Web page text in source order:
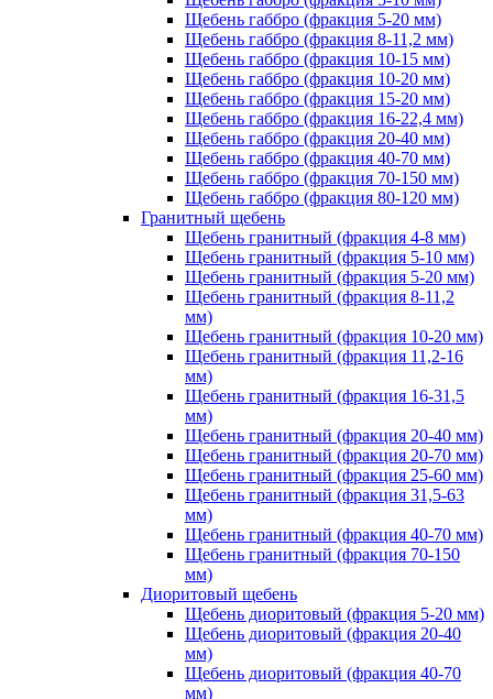
Щебень габбро (фракция 5-20 мм)
Щебень габбро (фракция 8-11,2 мм)
Щебень габбро (фракция 10-15 мм)
Щебень габбро (фракция 10-20 мм)
Щебень габбро (фракция 15-20 мм)
Щебень габбро (фракция 16-22,4 мм)
Щебень габбро (фракция 20-40 мм)
Щебень габбро (фракция 40-70 мм)
Щебень габбро (фракция 70-150 мм)
Щебень габбро (фракция 80-120 мм)
Гранитный щебень
Щебень гранитный (фракция 4-8 мм)
Щебень гранитный (фракция 5-10 мм)
Щебень гранитный (фракция 5-20 мм)
Щебень гранитный (фракция 8-11,2
мм)
Щебень гранитный (фракция 10-20 мм)
Щебень гранитный (фракция 11,2-16
мм)
Щебень гранитный (фракция 16-31,5
мм)
Щебень гранитный (фракция 20-40 мм)
Щебень гранитный (фракция 20-70 мм)
Щебень гранитный (фракция 25-60 мм)
Щебень гранитный (фракция 31,5-63
мм)
Щебень гранитный (фракция 40-70 мм)
Щебень гранитный (фракция 70-150
мм)
Диоритовый щебень
Щебень диоритовый (фракция 5-20 мм)
Щебень диоритовый (фракция 20-40
мм)
Щебень диоритовый (фракция 40-70
мм)